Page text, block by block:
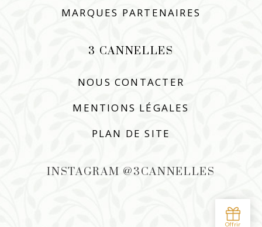
MARQUES PARTENAIRES
3 CANNELLES
NOUS CONTACTER
MENTIONS LÉGALES
PLAN DE SITE
INSTAGRAM @3CANNELLES